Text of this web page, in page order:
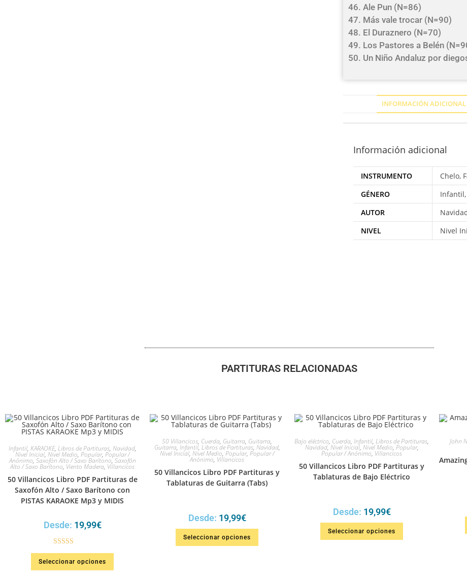
46. Ale Pun (N=86)
47. Más vale trocar (N=90)
48. El Duraznero (N=70)
49. Los Pastores a Belén
50. Un Niño Andaluz por
INFORMACIÓN ADICIONAL
Información adicional
INSTRUMENTO
Chelo,
GÉNERO
AUTOR
NIVEL
Nivel
PARTITURAS RELACIONADAS
Infantil, KARAOKE, Libros de Partituras, Navidad,
Nivel Inicial, Nivel Medio, Popular, Popular /
Anónimo, Saxofón Alto / Saxo Barítono, Saxofón
Alto / Saxo Barítono, Viento Madera, Villancicos
50 Villancicos Libro PDF Partituras de
Saxofón Alto / Saxo Barítono con
PISTAS KARAOKE Mp3 y MIDIS
Desde: 19,99€
Valorado en
5.00de 5
Seleccionar opciones
50 Villancicos, Cuerda, Guitarra, Guitarra,
Guitarra, Infantil, Libros de Partituras, Navidad,
Nivel Inicial, Nivel Medio, Popular, Popular /
Anónimo, Villancicos
50 Villancicos Libro PDF Partituras y
Tablaturas de Guitarra (Tabs)
Desde: 19,99€
Seleccionar opciones
Bajo eléctrico, Cuerda, Infantil, Libros de Partituras,
Navidad,Nivel Inicial, Nivel Medio, Popular,
Popular / Anónimo, Villancicos
50 Villancicos Libro PDF Partituras y
Tablaturas de Bajo Eléctrico
Desde: 19,99€
Seleccionar opciones
John